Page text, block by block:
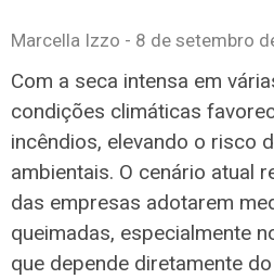
Marcella Izzo 8 de setembro
Com a seca intensa em
condições climáticas
incêndios, elevando o risco
ambientais. O cenário atual
das empresas adotarem
queimadas, especialmente
que depende diretamente